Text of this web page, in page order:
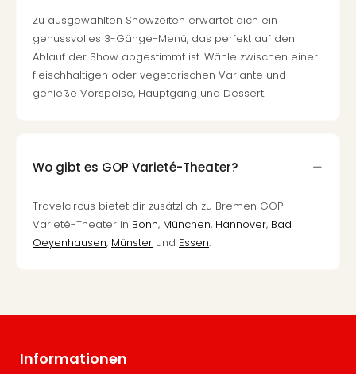
Zu ausgewählten Showzeiten erwartet dich ein
genussvolles 3-Gänge-Menü, das perfekt auf den
Ablauf der Show abgestimmt ist. Wähle zwischen einer
fleischhaltigen oder vegetarischen Variante und
genieße Vorspeise, Hauptgang und Dessert.
Wo gibt es GOP Varieté-Theater?
Travelcircus bietet dir zusätzlich zu Bremen GOP
Varieté-Theater in Bonn, München, Hannover, Bad
Oeyenhausen, Münster und Essen.
Informationen